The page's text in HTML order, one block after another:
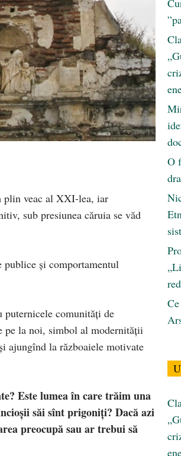
plin veac al XXI-lea, iar
sub presiunea căruia se văd
și comportamentul
puternicele comunităţi de
pe la noi, simbol al modernității
ajungînd la războaiele motivate
Este lumea în care trăim una
săi sînt prigoniți? Dacă azi
preocupă sau ar trebui să
O